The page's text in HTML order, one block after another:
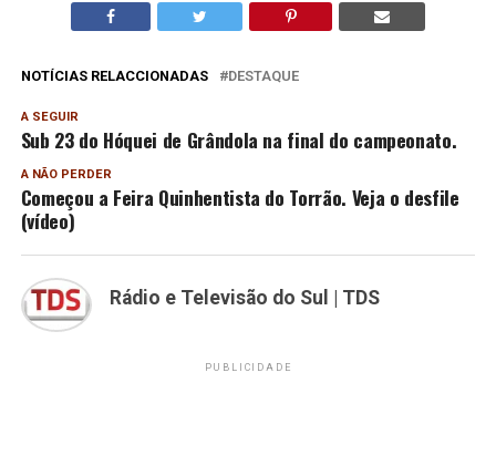
NOTÍCIAS RELACCIONADAS DESTAQUE
A SEGUIR
Sub 23 do Hóquei de Grândola na final do campeonato.
A NÃO PERDER
Começou a Feira Quinhentista do Torrão. Veja o desfile
(vídeo)
Rádio e Televisão do Sul | TDS
PUBLICIDADE